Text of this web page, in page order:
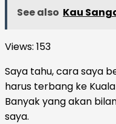
See also Kau
Views: 153
Saya tahu, cara saya
harus terbang ke
Banyak yang akan
saya.